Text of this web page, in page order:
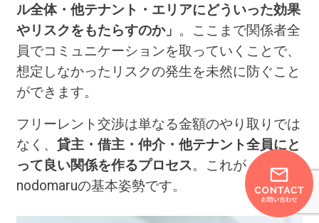
ル全体・他テナント・エリアにどういった効果
やリスクをもたらすのか」 。ここまで関係者全
員でコミュニケーションを取っていくことで、
想定しなかったリスクの発生を未然に防ぐこと
ができます。
フリーレント交渉は単なる金額のやり取りでは
なく、 貸主・借主・仲介・他テナント全員にと
って良い関係を作るプロセス。これが
nodomaruの基本姿勢です。